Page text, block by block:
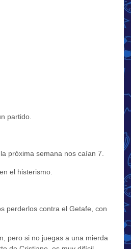
partido.
próxima semana nos caían 7.
el histerismo.
perderlos contra el Getafe, con
pero si no juegas a una mierda